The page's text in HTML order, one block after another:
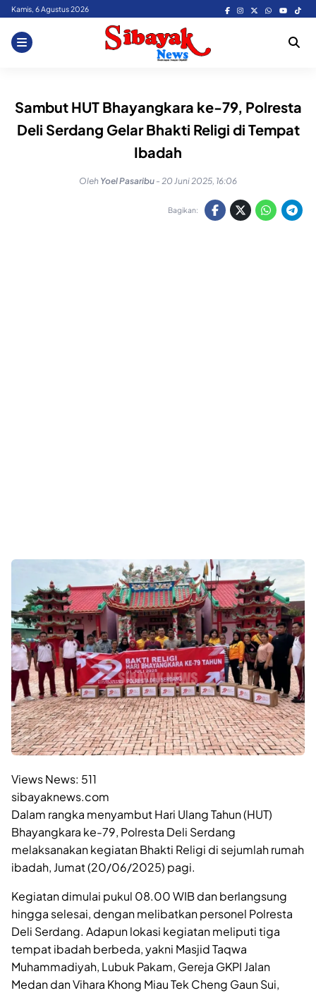
Skip
content
Kamis, 6 Agustus 2026
Sambut HUT Bhayangkara ke-79, Polresta
Deli Serdang Gelar Bhakti Religi di Tempat
Ibadah
Oleh Yoel Pasaribu - 20 Juni 2025, 16:06
Bagikan:
Views News: 511
sibayaknews.com
Dalam rangka menyambut Hari Ulang Tahun (HUT)
Bhayangkara ke-79, Polresta Deli Serdang
melaksanakan kegiatan Bhakti Religi di sejumlah rumah
ibadah, Jumat (20/06/2025) pagi.
Kegiatan dimulai pukul 08.00 WIB dan berlangsung
hingga selesai, dengan melibatkan personel Polresta
Deli Serdang. Adapun lokasi kegiatan meliputi tiga
tempat ibadah berbeda, yakni Masjid Taqwa
Muhammadiyah, Lubuk Pakam, Gereja GKPI Jalan
Medan dan Vihara Khong Miau Tek Cheng Gaun Sui,